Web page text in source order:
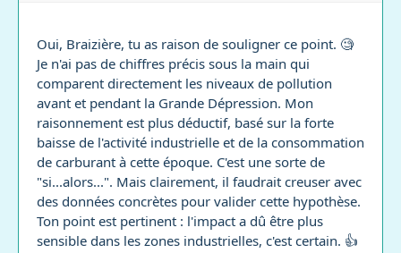
Oui, Braizière, tu as raison de souligner ce point. 🧐
Je n'ai pas de chiffres précis sous la main qui
comparent directement les niveaux de pollution
avant et pendant la Grande Dépression. Mon
raisonnement est plus déductif, basé sur la forte
baisse de l'activité industrielle et de la consommation
de carburant à cette époque. C'est une sorte de
"si...alors...". Mais clairement, il faudrait creuser avec
des données concrètes pour valider cette hypothèse.
Ton point est pertinent : l'impact a dû être plus
sensible dans les zones industrielles, c'est certain. 👍